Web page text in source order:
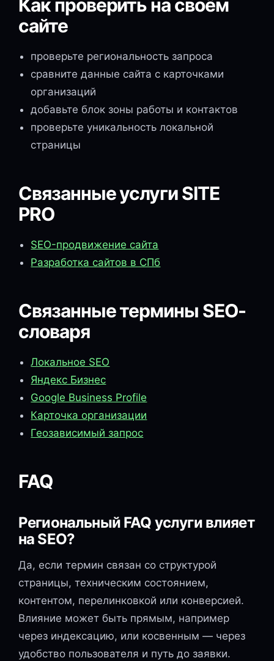
Как проверить на своём
сайте
проверьте региональность запроса
сравните данные сайта с карточками
организаций
добавьте блок зоны работы и контактов
проверьте уникальность локальной
страницы
Связанные услуги SITE
PRO
SEO-продвижение сайта
Разработка сайтов в СПб
Связанные термины SEO-
словаря
Локальное SEO
Яндекс Бизнес
Google Business Profile
Карточка организации
Геозависимый запрос
FAQ
Региональный FAQ услуги влияет
на SEO?
Да, если термин связан со структурой
страницы, техническим состоянием,
контентом, перелинковкой или конверсией.
Влияние может быть прямым, например
через индексацию, или косвенным — через
удобство пользователя и путь до заявки.